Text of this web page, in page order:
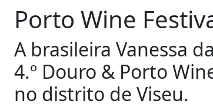
Porto Wine
A brasileira Vanessa
4.º Douro & Porto
no distrito de Viseu.